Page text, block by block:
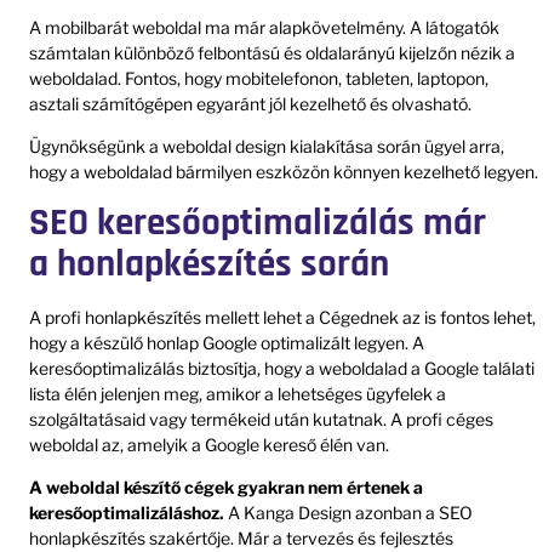
A mobilbarát weboldal ma már alapkövetelmény. A látogatók
számtalan különböző felbontású és oldalarányú kijelzőn nézik a
weboldalad. Fontos, hogy mobitelefonon, tableten, laptopon,
asztali számítógépen egyaránt jól kezelhető és olvasható.
Ügynökségünk a weboldal design kialakítása során ügyel arra,
hogy a weboldalad bármilyen eszközön könnyen kezelhető legyen.
SEO keresőoptimalizálás már
a honlapkészítés során
A profi honlapkészítés mellett lehet a Cégednek az is fontos lehet,
hogy a készülő honlap Google optimalizált legyen. A
keresőoptimalizálás biztosítja, hogy a weboldalad a Google találati
lista élén jelenjen meg, amikor a lehetséges ügyfelek a
szolgáltatásaid vagy termékeid után kutatnak. A profi céges
weboldal az, amelyik a Google kereső élén van.
A weboldal készítő cégek gyakran nem értenek a
keresőoptimalizáláshoz. A Kanga Design azonban a SEO
honlapkészítés szakértője. Már a tervezés és fejlesztés